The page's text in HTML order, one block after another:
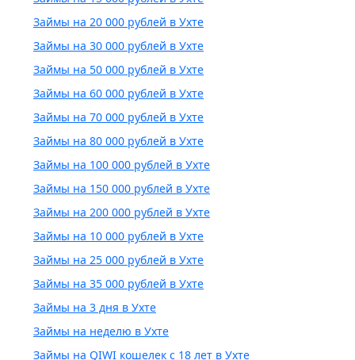
Займы на 20 000 рублей в Ухте
Займы на 30 000 рублей в Ухте
Займы на 50 000 рублей в Ухте
Займы на 60 000 рублей в Ухте
Займы на 70 000 рублей в Ухте
Займы на 80 000 рублей в Ухте
Займы на 100 000 рублей в Ухте
Займы на 150 000 рублей в Ухте
Займы на 200 000 рублей в Ухте
Займы на 10 000 рублей в Ухте
Займы на 25 000 рублей в Ухте
Займы на 35 000 рублей в Ухте
Займы на 3 дня в Ухте
Займы на неделю в Ухте
Займы на QIWI кошелек с 18 лет в Ухте